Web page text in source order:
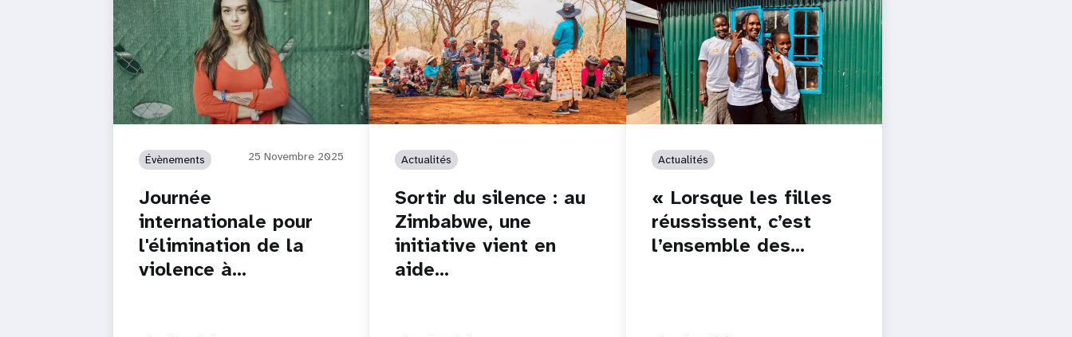
Évènements 25 Novembre 2025
Journée
internationale pour
l'élimination de la
violence à…
Actualités
Sortir du silence : au
Zimbabwe, une
initiative vient en
aide…
Actualités
« Lorsque les filles
réussissent, c’est
l’ensemble des…